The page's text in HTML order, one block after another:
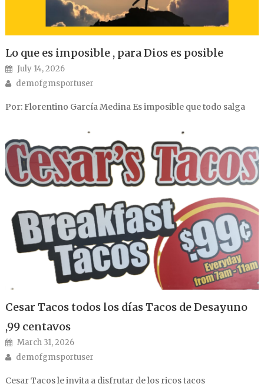
Lo que es imposible , para Dios es posible
Posted on
July 14, 2026
Author
demofgmsportuser
Por: Florentino García Medina Es imposible que todo salga
Cesar Tacos todos los días Tacos de Desayuno
,99 centavos
Posted on
March 31, 2026
Author
demofgmsportuser
Cesar Tacos le invita a disfrutar de los ricos tacos